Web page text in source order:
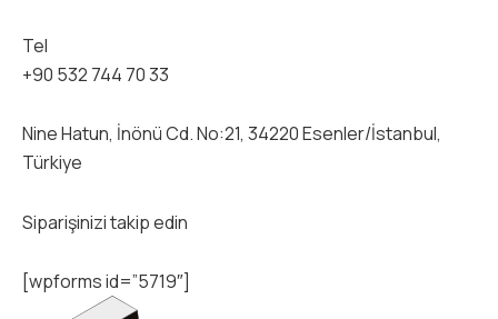
Tel
+90 532 744 70 33
Nine Hatun, İnönü Cd. No:21, 34220 Esenler/İstanbul,
Türkiye
Siparişinizi takip edin
[wpforms id=”5719″]